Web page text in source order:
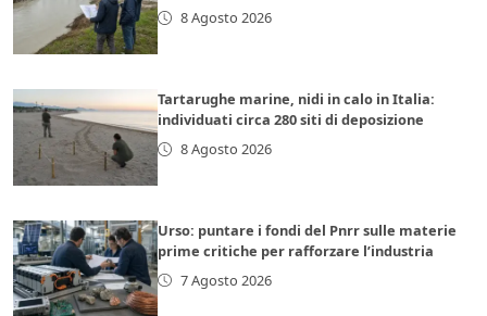
8 Agosto 2026
Tartarughe marine, nidi in calo in Italia:
individuati circa 280 siti di deposizione
8 Agosto 2026
Urso: puntare i fondi del Pnrr sulle materie
prime critiche per rafforzare l’industria
7 Agosto 2026